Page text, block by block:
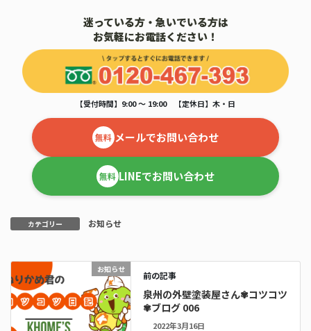
迷っている方・急いでいる方は
お気軽にお電話ください！
【受付時間】9:00 ～ 19:00 【定休日】木・日
無料 メールでお問い合わせ
無料 LINEでお問い合わせ
カテゴリー お知らせ
お知らせ
前の記事
泉州の外壁塗装屋さん✾コツコツ
✾ブログ 006
2022年3月16日